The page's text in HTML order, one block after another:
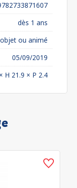
dès 1 ans
ou animé
05/09/2019
H 21.9 × P 2.4